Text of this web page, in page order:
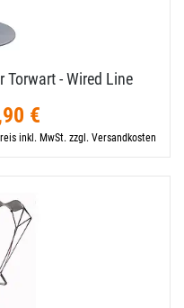
- Wired Line
€
inkl. MwSt. zzgl. Versandkosten